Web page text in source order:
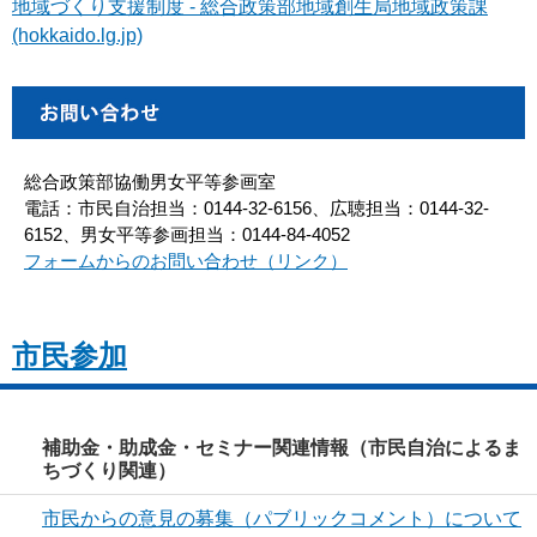
地域づくり支援制度 - 総合政策部地域創生局地域政策課
(hokkaido.lg.jp)
総合政策部協働男女平等参画室
電話：市民自治担当：0144-32-6156、広聴担当：0144-32-
6152、男女平等参画担当：0144-84-4052
フォームからのお問い合わせ（リンク）
市民参加
補助金・助成金・セミナー関連情報（市民自治によるま
ちづくり関連）
市民からの意見の募集（パブリックコメント）について